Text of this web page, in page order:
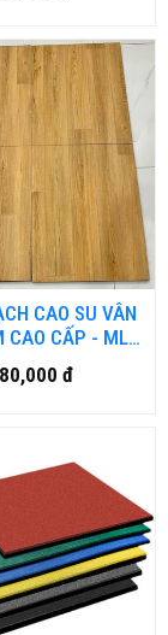
CAO SU VÂN
CAO CẤP - ML-
đ